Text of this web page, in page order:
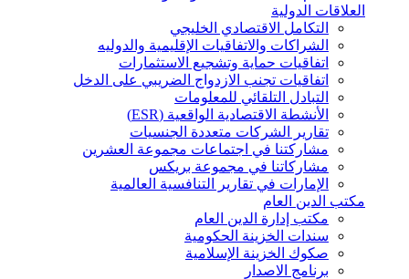
العلاقات الدولية
التكامل الاقتصادي الخليجي
الشراكات والاتفاقيات الإقليمية والدوليه
اتفاقيات حماية وتشجيع الاستثمارات
اتفاقيات تجنب الازدواج الضريبي على الدخل
التبادل التلقائي للمعلومات
الأنشطة الاقتصادية الواقعية (ESR)
تقارير الشركات متعددة الجنسيات
مشاركتنا في اجتماعات مجموعة العشرين
مشاركاتنا في مجموعة بريكس
الإمارات في تقارير التنافسية العالمية
مكتب الدين العام
مكتب إدارة الدين العام
سندات الخزينة الحكومية
صكوك الخزينة الإسلامية
برنامج الاصدار